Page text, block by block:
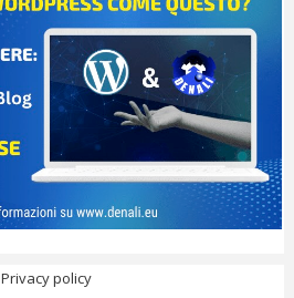
Privacy policy